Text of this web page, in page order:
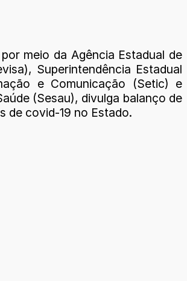
meio da Agência Estadual de
Superintendência Estadual
e Comunicação (Setic) e
(Sesau), divulga balanço de
de covid-19 no Estado.